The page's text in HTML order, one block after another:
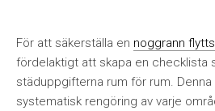
För att säkerställa en noggrann
fördelaktigt att skapa en checklista
städuppgifterna rum för rum.
systematisk rengöring av varje